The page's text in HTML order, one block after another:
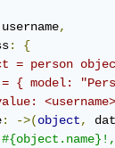
username,
:
{
= person
{ model:
: ->(object,
#{object.name} !,